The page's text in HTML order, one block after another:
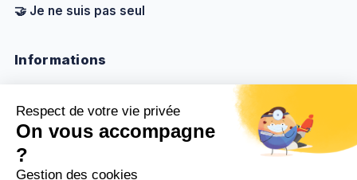
🤝 Je ne suis pas seul
Informations
Méthodologie & sources
Politique de confidentialité
Mentions légales
Gestion des cookies